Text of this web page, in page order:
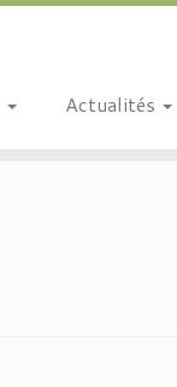
Actualités